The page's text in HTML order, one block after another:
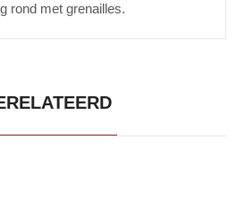
rond met grenailles.